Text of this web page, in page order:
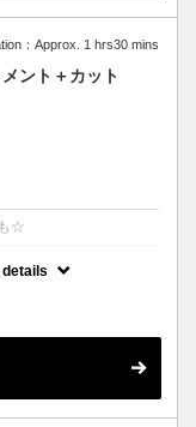
：Approx. 1 hrs30 mins
ント＋カット
☆
す。
details